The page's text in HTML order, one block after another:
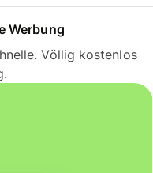
Werbung
Völlig kostenlos